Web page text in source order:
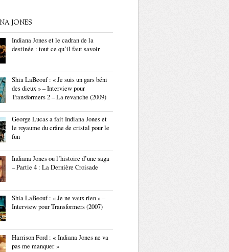
JONES
Indiana Jones et le cadran de la
destinée : tout ce qu’il faut savoir
Shia LaBeouf : « Je suis un gars béni
des dieux » – Interview pour
Transformers 2 – La revanche (2009)
George Lucas a fait Indiana Jones et
le royaume du crâne de cristal pour le
fun
Indiana Jones ou l’histoire d’une saga
– Partie 4 : La Dernière Croisade
Shia LaBeouf : « Je ne vaux rien » –
Interview pour Transformers (2007)
Harrison Ford : « Indiana Jones ne va
pas me manquer »